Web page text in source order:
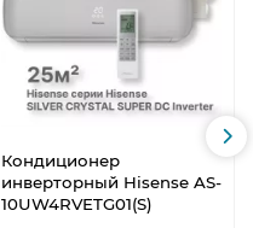
Кондиционер
инверторный Hisense AS-
10UW4RVETG01(S)